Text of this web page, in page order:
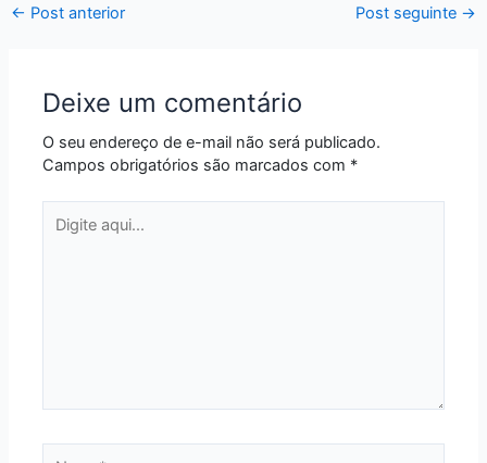
← Post anterior Post seguinte →
Deixe um comentário
O seu endereço de e-mail não será publicado.
Campos obrigatórios são marcados com *
aqui...